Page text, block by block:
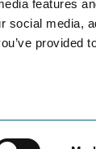
features
social media,
provided